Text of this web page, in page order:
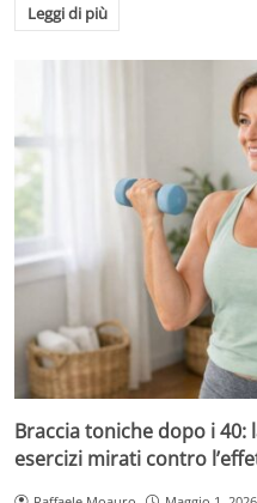
Leggi di più
Braccia toniche dopo i
esercizi mirati contro